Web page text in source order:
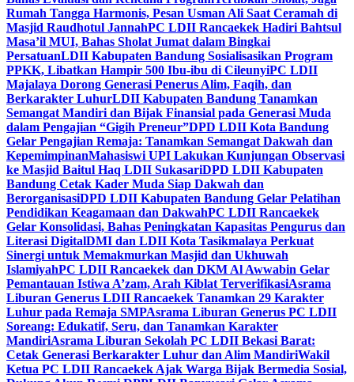
Rumah Tangga Harmonis, Pesan Usman Ali Saat Ceramah di
Masjid Raudhotul JannahPC LDII Rancaekek Hadiri Bahtsul
Masa’il MUI, Bahas Sholat Jumat dalam Bingkai
PersatuanLDII Kabupaten Bandung Sosialisasikan Program
PPKK, Libatkan Hampir 500 Ibu-ibu di CileunyiPC LDII
Majalaya Dorong Generasi Penerus Alim, Faqih, dan
Berkarakter LuhurLDII Kabupaten Bandung Tanamkan
Semangat Mandiri dan Bijak Finansial pada Generasi Muda
dalam Pengajian “Gigih Preneur”DPD LDII Kota Bandung
Gelar Pengajian Remaja: Tanamkan Semangat Dakwah dan
KepemimpinanMahasiswi UPI Lakukan Kunjungan Observasi
ke Masjid Baitul Haq LDII SukasariDPD LDII Kabupaten
Bandung Cetak Kader Muda Siap Dakwah dan
BerorganisasiDPD LDII Kabupaten Bandung Gelar Pelatihan
Pendidikan Keagamaan dan DakwahPC LDII Rancaekek
Gelar Konsolidasi, Bahas Peningkatan Kapasitas Pengurus dan
Literasi DigitalDMI dan LDII Kota Tasikmalaya Perkuat
Sinergi untuk Memakmurkan Masjid dan Ukhuwah
IslamiyahPC LDII Rancaekek dan DKM Al Awwabin Gelar
Pemantauan Istiwa A’zam, Arah Kiblat TerverifikasiAsrama
Liburan Generus LDII Rancaekek Tanamkan 29 Karakter
Luhur pada Remaja SMPAsrama Liburan Generus PC LDII
Soreang: Edukatif, Seru, dan Tanamkan Karakter
MandiriAsrama Liburan Sekolah PC LDII Bekasi Barat:
Cetak Generasi Berkarakter Luhur dan Alim MandiriWakil
Ketua PC LDII Rancaekek Ajak Warga Bijak Bermedia Sosial,